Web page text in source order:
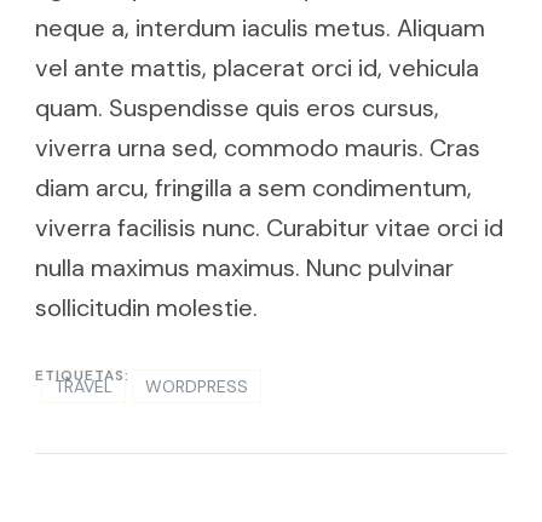
neque a, interdum iaculis metus. Aliquam
vel ante mattis, placerat orci id, vehicula
quam. Suspendisse quis eros cursus,
viverra urna sed, commodo mauris. Cras
diam arcu, fringilla a sem condimentum,
viverra facilisis nunc. Curabitur vitae orci id
nulla maximus maximus. Nunc pulvinar
sollicitudin molestie.
ETIQUETAS:
TRAVEL WORDPRESS